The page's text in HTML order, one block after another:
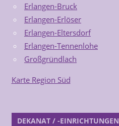
Erlangen-Bruck
Erlangen-Erlöser
Erlangen-Eltersdorf
Erlangen-Tennenlohe
Großgründlach
Karte Region Süd
DEKANAT / -EINRICHTUNGEN